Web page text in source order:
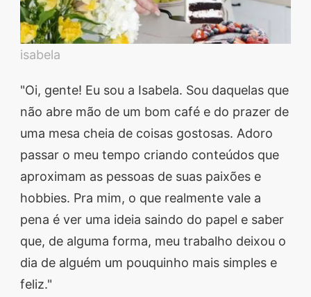
isabela
"Oi, gente! Eu sou a Isabela. Sou daquelas que
não abre mão de um bom café e do prazer de
uma mesa cheia de coisas gostosas. Adoro
passar o meu tempo criando conteúdos que
aproximam as pessoas de suas paixões e
hobbies. Pra mim, o que realmente vale a
pena é ver uma ideia saindo do papel e saber
que, de alguma forma, meu trabalho deixou o
dia de alguém um pouquinho mais simples e
feliz."